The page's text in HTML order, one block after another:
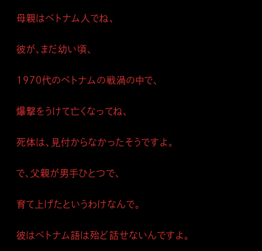
母親はベトナム人でね、
彼が、まだ幼い頃、
１９７０代のベトナムの戦渦の中で、
爆撃をうけて亡くなってね、
死体は、見付からなかったそうですよ。
で、父親が男手ひとつで、
育て上げたというわけなんで。
彼はベトナム語は殆ど話せないんですよ。